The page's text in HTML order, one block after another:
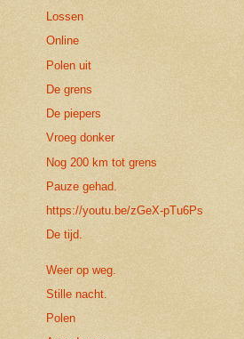
Lossen
Online
Polen uit
De grens
De piepers
Vroeg donker
Nog 200 km tot grens
Pauze gehad.
https://youtu.be/zGeX-pTu6Ps
De tijd.
Weer op weg.
Stille nacht.
Polen